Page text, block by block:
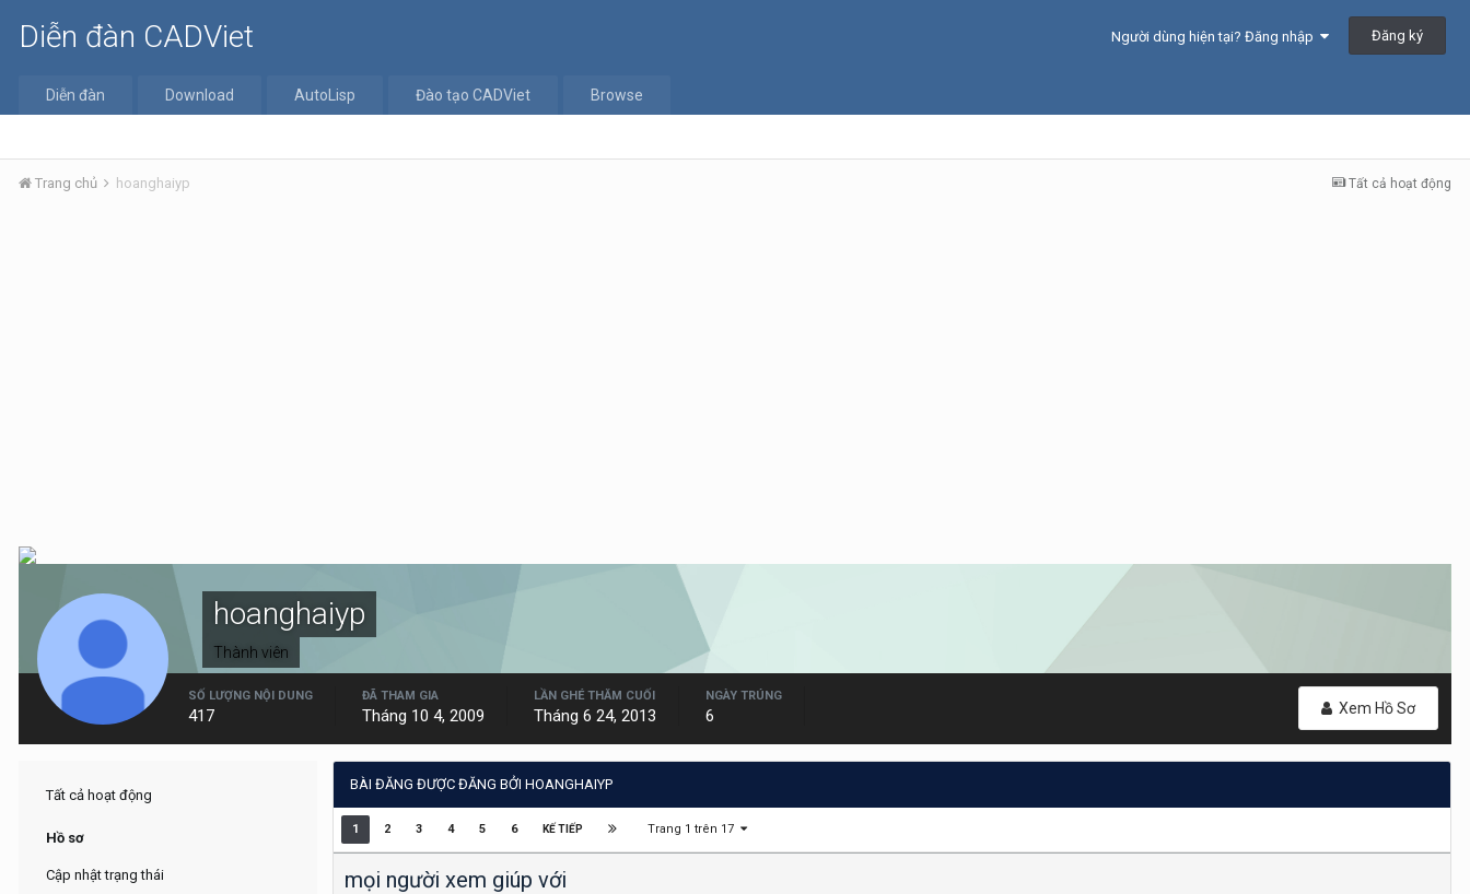
Diễn đàn CADViet Người dùng hiện tại? Đăng nhập Đăng ký
Diễn đàn Download AutoLisp Đào tạo CADViet Browse
Tất cả hoạt động
Trang chủ hoanghaiyp
hoanghaiyp
Thành viên
Xem Hồ Sơ
SỐ LƯỢNG NỘI DUNG
417
ĐÃ THAM GIA
Tháng 10 4, 2009
LẦN GHÉ THĂM CUỐI
Tháng 6 24, 2013
NGÀY TRÚNG
6
Tất cả hoạt động
Hồ sơ
Cập nhật trạng thái
BÀI ĐĂNG ĐƯỢC ĐĂNG BỞI HOANGHAIYP
1 2 3 4 5 6 KẾ TIẾP Trang 1 trên 17
mọi người xem giúp với